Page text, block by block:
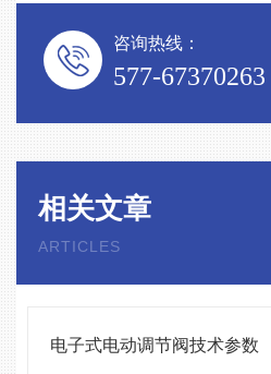
咨询热线：
577-67370263
相关文章
ARTICLES
电子式电动调节阀技术参数